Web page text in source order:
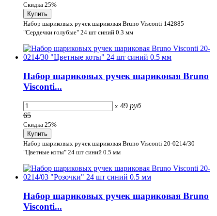
Скидка 25%
Набор шариковых ручек шариковая Bruno Visconti 142885
"Сердечки голубые" 24 шт синий 0.3 мм
Набор шариковых ручек шариковая Bruno
Visconti...
x 49 руб
65
Скидка 25%
Набор шариковых ручек шариковая Bruno Visconti 20-0214/30
"Цветные коты" 24 шт синий 0.5 мм
Набор шариковых ручек шариковая Bruno
Visconti...